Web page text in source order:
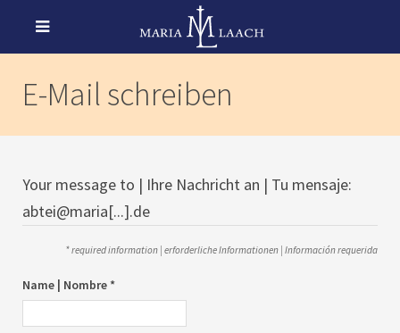
E-Mail schreiben
Your message to | Ihre Nachricht an | Tu mensaje:
abtei@maria[...].de
* required information | erforderliche Informationen | Información requerida
Name | Nombre *